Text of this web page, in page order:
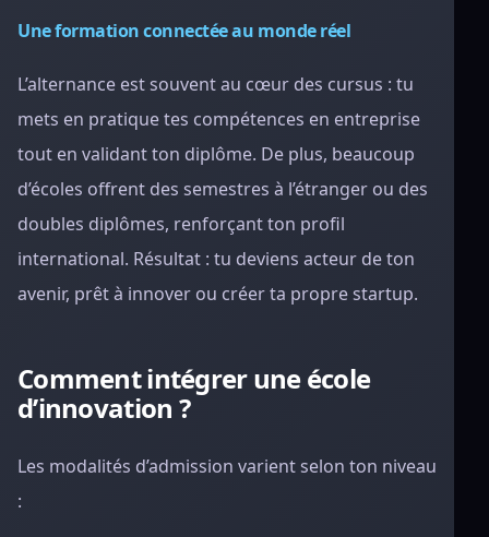
Une formation connectée au monde réel
L’alternance est souvent au cœur des cursus : tu
mets en pratique tes compétences en entreprise
tout en validant ton diplôme. De plus, beaucoup
d’écoles offrent des semestres à l’étranger ou des
doubles diplômes, renforçant ton profil
international. Résultat : tu deviens acteur de ton
avenir, prêt à innover ou créer ta propre startup.
Comment intégrer une école
d’innovation ?
Les modalités d’admission varient selon ton niveau
: